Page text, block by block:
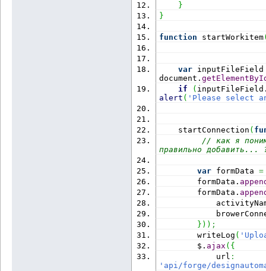
}
}
function startWorkitem
var
document.
if
(
alert ( 'Please select
startConnection (
// как я
правильно добавить...
var formData =
formData.
formData.
} ) ) ;
writeLog (
$. ajax ( {
url :
'api/forge/